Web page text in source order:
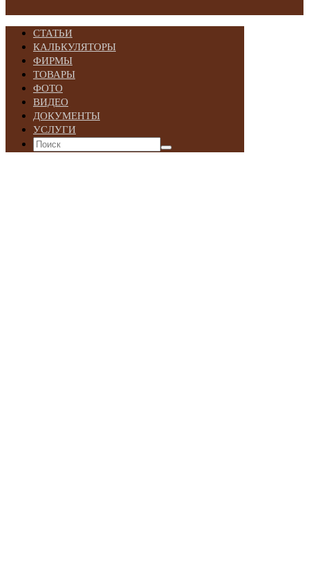
СТАТЬИ
КАЛЬКУЛЯТОРЫ
ФИРМЫ
ТОВАРЫ
ФОТО
ВИДЕО
ДОКУМЕНТЫ
УСЛУГИ